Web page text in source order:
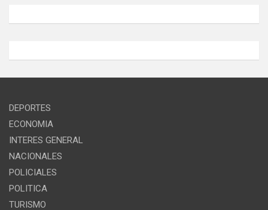
DEPORTES
ECONOMIA
INTERES GENERAL
NACIONALES
POLICIALES
POLITICA
TURISMO